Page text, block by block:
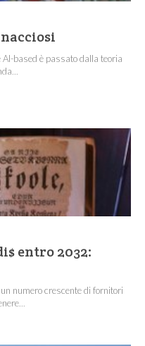
based è passato dalla teoria
entro 2032:
numero crescente di fornitori